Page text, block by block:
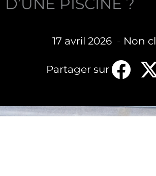
D’UNE PISCINE ?
17 avril 2026 - Non
Partager sur